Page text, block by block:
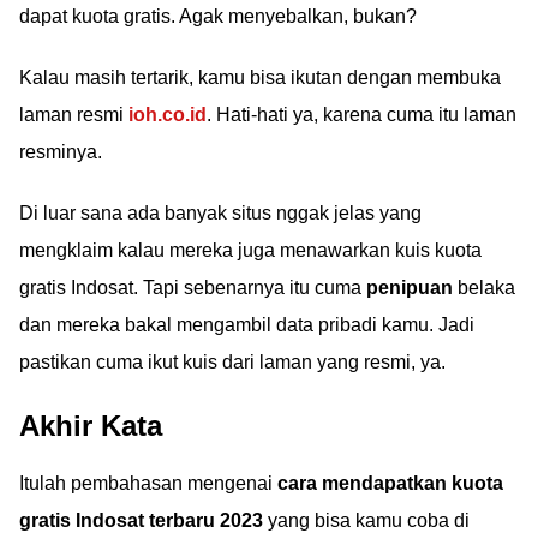
dapat kuota gratis. Agak menyebalkan, bukan?
Kalau masih tertarik, kamu bisa ikutan dengan membuka
laman resmi ioh.co.id . Hati-hati ya, karena cuma itu laman
resminya.
Di luar sana ada banyak situs nggak jelas yang
mengklaim kalau mereka juga menawarkan kuis kuota
gratis Indosat. Tapi sebenarnya itu cuma penipuan belaka
dan mereka bakal mengambil data pribadi kamu. Jadi
pastikan cuma ikut kuis dari laman yang resmi, ya.
Akhir Kata
Itulah pembahasan mengenai cara mendapatkan kuota
gratis Indosat terbaru 2023 yang bisa kamu coba di